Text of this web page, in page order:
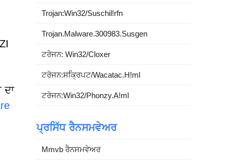
ਦਾ
Trojan:Win32/Suschil!rfn
Trojan.Malware.300983.Susgen
ਟਰੋਜਨ: Win32/Cloxer
ਟਰੋਜਨ:ਸਕ੍ਰਿਪਟ/Wacatac.H!ml
ਟਰੋਜਨ:Win32/Phonzy.A!ml
ਪ੍ਰਸਿੱਧ ਰੈਨਸਮਵੇਅਰ
Mmvb ਰੈਨਸਮਵੇਅਰ